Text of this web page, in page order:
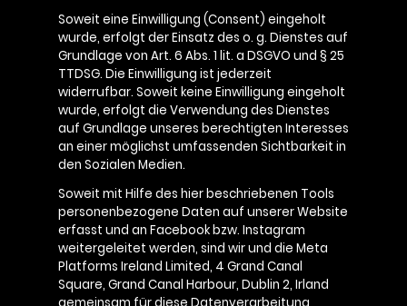
Soweit eine Einwilligung (Consent) eingeholt
wurde, erfolgt der Einsatz des o. g. Dienstes auf
Grundlage von Art. 6 Abs. 1 lit. a DSGVO und § 25
TTDSG. Die Einwilligung ist jederzeit
widerrufbar. Soweit keine Einwilligung eingeholt
wurde, erfolgt die Verwendung des Dienstes
auf Grundlage unseres berechtigten Interesses
an einer möglichst umfassenden Sichtbarkeit in
den Sozialen Medien.
Soweit mit Hilfe des hier beschriebenen Tools
personenbezogene Daten auf unserer Website
erfasst und an Facebook bzw. Instagram
weitergeleitet werden, sind wir und die Meta
Platforms Ireland Limited, 4 Grand Canal
Square, Grand Canal Harbour, Dublin 2, Irland